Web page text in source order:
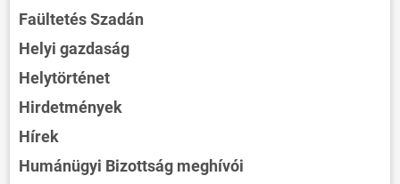
Faültetés Szadán
Helyi gazdaság
Helytörténet
Hirdetmények
Hírek
Humánügyi Bizottság meghívói